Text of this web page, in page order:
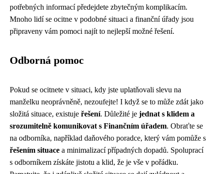
potřebných informací předejdete zbytečným komplikacím.
Mnoho lidí se ocitne v podobné situaci a finanční úřady jsou
připraveny vám pomoci najít to nejlepší možné řešení.
Odborná pomoc
Pokud se ocitnete v situaci, kdy jste uplatňovali slevu na
manželku neoprávněně, nezoufejte! I když se to může zdát jako
složitá situace, existuje řešení. Důležité je jednat s klidem a
srozumitelně komunikovat s Finančním úřadem. Obraťte se
na odborníka, například daňového poradce, který vám pomůže s
řešením situace a minimalizací případných dopadů. Spoluprací
s odborníkem získáte jistotu a klid, že je vše v pořádku.